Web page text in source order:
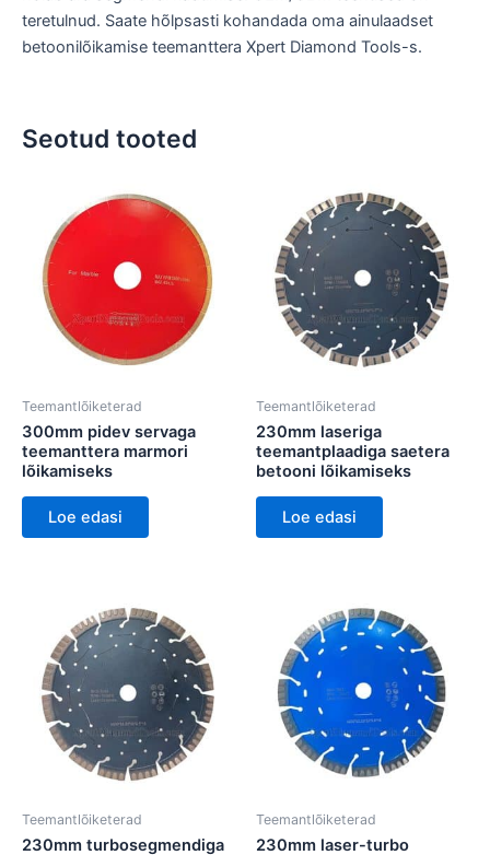
teretulnud. Saate hõlpsasti kohandada oma ainulaadset
betoonilõikamise teemanttera Xpert Diamond Tools-s.
Seotud tooted
Teemantlõiketerad
300mm pidev servaga
teemanttera marmori
lõikamiseks
Loe edasi
Teemantlõiketerad
230mm laseriga
teemantplaadiga saetera
betooni lõikamiseks
Loe edasi
Teemantlõiketerad
230mm turbosegmendiga
Teemantlõiketerad
230mm laser-turbo